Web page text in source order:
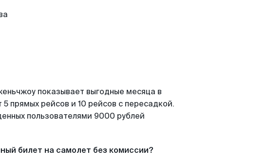
показывает выгодные месяца в
прямых рейсов и 10 рейсов с пересадкой.
пользователями 9000 рублей
билет на самолет без комиссии?